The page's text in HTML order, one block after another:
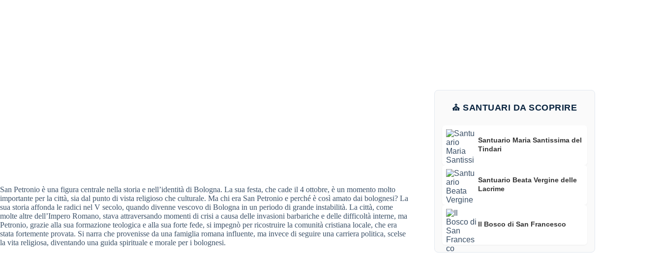
San Petronio è una figura centrale nella storia e nell’identità di Bologna. La sua festa, che cade il 4 ottobre, è un momento molto
importante per la città, sia dal punto di vista religioso che culturale. Ma chi era San Petronio e perché è così amato dai bolognesi? La
sua storia affonda le radici nel V secolo, quando divenne vescovo di Bologna in un periodo di grande instabilità. La città, come
molte altre dell’Impero Romano, stava attraversando momenti di crisi a causa delle invasioni barbariche e delle difficoltà interne, ma
Petronio, grazie alla sua formazione teologica e alla sua forte fede, si impegnò per ricostruire la comunità cristiana locale, che era
stata fortemente provata. Si narra che provenisse da una famiglia romana influente, ma invece di seguire una carriera politica, scelse
la vita religiosa, diventando una guida spirituale e morale per i bolognesi.
⛪ SANTUARI DA SCOPRIRE
Santuario Maria Santissima del
Tindari
Santuario Beata Vergine delle
Lacrime
Il Bosco di San Francesco